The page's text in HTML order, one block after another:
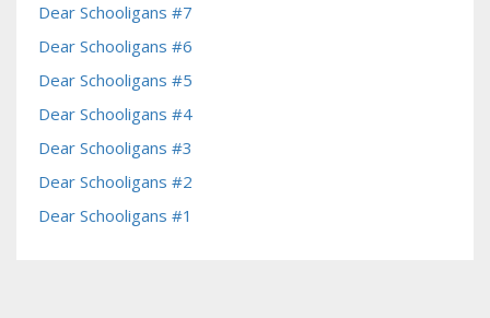
Dear Schooligans #7
Dear Schooligans #6
Dear Schooligans #5
Dear Schooligans #4
Dear Schooligans #3
Dear Schooligans #2
Dear Schooligans #1